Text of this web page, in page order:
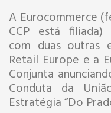
A Eurocommerce
CCP está filiada)
com duas outras
Retail Europe e a
Conjunta
Conduta da
Estratégia “Do